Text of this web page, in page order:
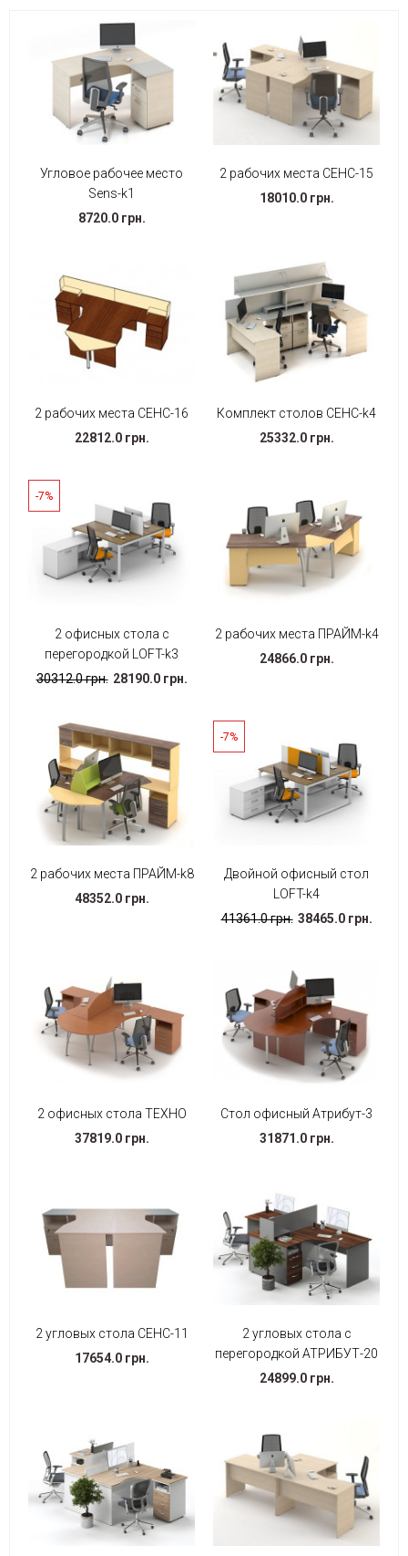
Угловое рабочее место
Sens-k1
8720.0 грн.
2 рабочих места СЕНС-15
18010.0 грн.
2 рабочих места СЕНС-16
22812.0 грн.
Комплект столов СЕНС-k4
25332.0 грн.
-7%
2 офисных стола с
перегородкой LOFT-k3
30312.0 грн. 28190.0 грн.
2 рабочих места ПРАЙМ-k4
24866.0 грн.
2 рабочих места ПРАЙМ-k8
48352.0 грн.
-7%
Двойной офисный стол
LOFT-k4
41361.0 грн. 38465.0 грн.
2 офисных стола ТЕХНО
37819.0 грн.
Стол офисный Атрибут-3
31871.0 грн.
2 угловых стола СЕНС-11
17654.0 грн.
2 угловых стола с
перегородкой АТРИБУТ-20
24899.0 грн.